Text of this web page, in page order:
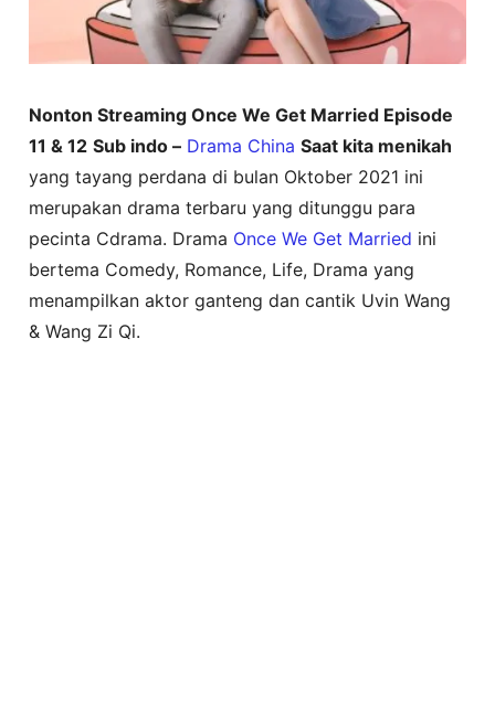
Nonton Streaming Once We Get Married Episode
11 & 12 Sub indo – Drama China Saat kita menikah
yang tayang perdana di bulan Oktober 2021 ini
merupakan drama terbaru yang ditunggu para
pecinta Cdrama. Drama Once We Get Married ini
bertema Comedy, Romance, Life, Drama yang
menampilkan aktor ganteng dan cantik Uvin Wang
& Wang Zi Qi.